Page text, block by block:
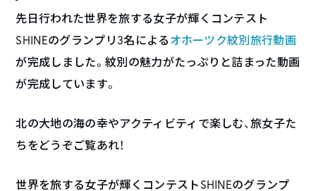
先日行われた世界を旅する女子が輝くコンテスト
SHINEのグランプリ3名による オホーツク紋別旅行動画
が完成しました。紋別の魅力がたっぷりと詰まった動画
が完成しています。
北の大地の海の幸やアクティビティで楽しむ、旅女子た
ちをどうぞご覧あれ！
世界を旅する女子が輝くコンテストSHINEのグランプ